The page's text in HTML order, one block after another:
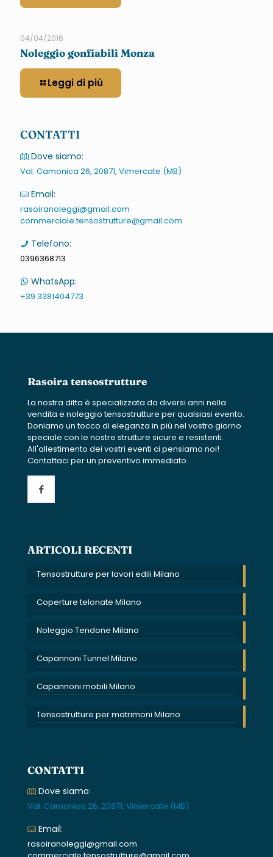
04/04/2016
Noleggio gonfiabili Monza
Leggi di più
CONTATTI
Dove siamo:
Val. Camonica 26, 20871, Vimercate (MB)
Email:
rasoiranoleggi@gmail.com
commerciale.tensostrutture@gmail.com
Telefono:
0396368713
WhatsApp:
+39 3381404773
Rasoira tensostrutture
La nostra ditta è specializzata da diversi anni nella
vendita e noleggio tensostrutture per qualsiasi evento.
Doniamo un tocco di eleganza in più nel vostro giorno
speciale con le nostre strutture sicure e resistenti.
All'allestimento dei vostri eventi ci pensiamo noi!
Contattaci per un preventivo immediato.
ARTICOLI RECENTI
Tensostrutture per lavori edili Milano
Coperture telonate Milano
Noleggio Tendone Milano
Capannoni Tunnel Milano
Capannoni mobili Milano
Tensostrutture per matrimoni Milano
CONTATTI
Dove siamo:
Val. Camonica 26, 20871, Vimercate (MB)
Email:
rasoiranoleggi@gmail.com